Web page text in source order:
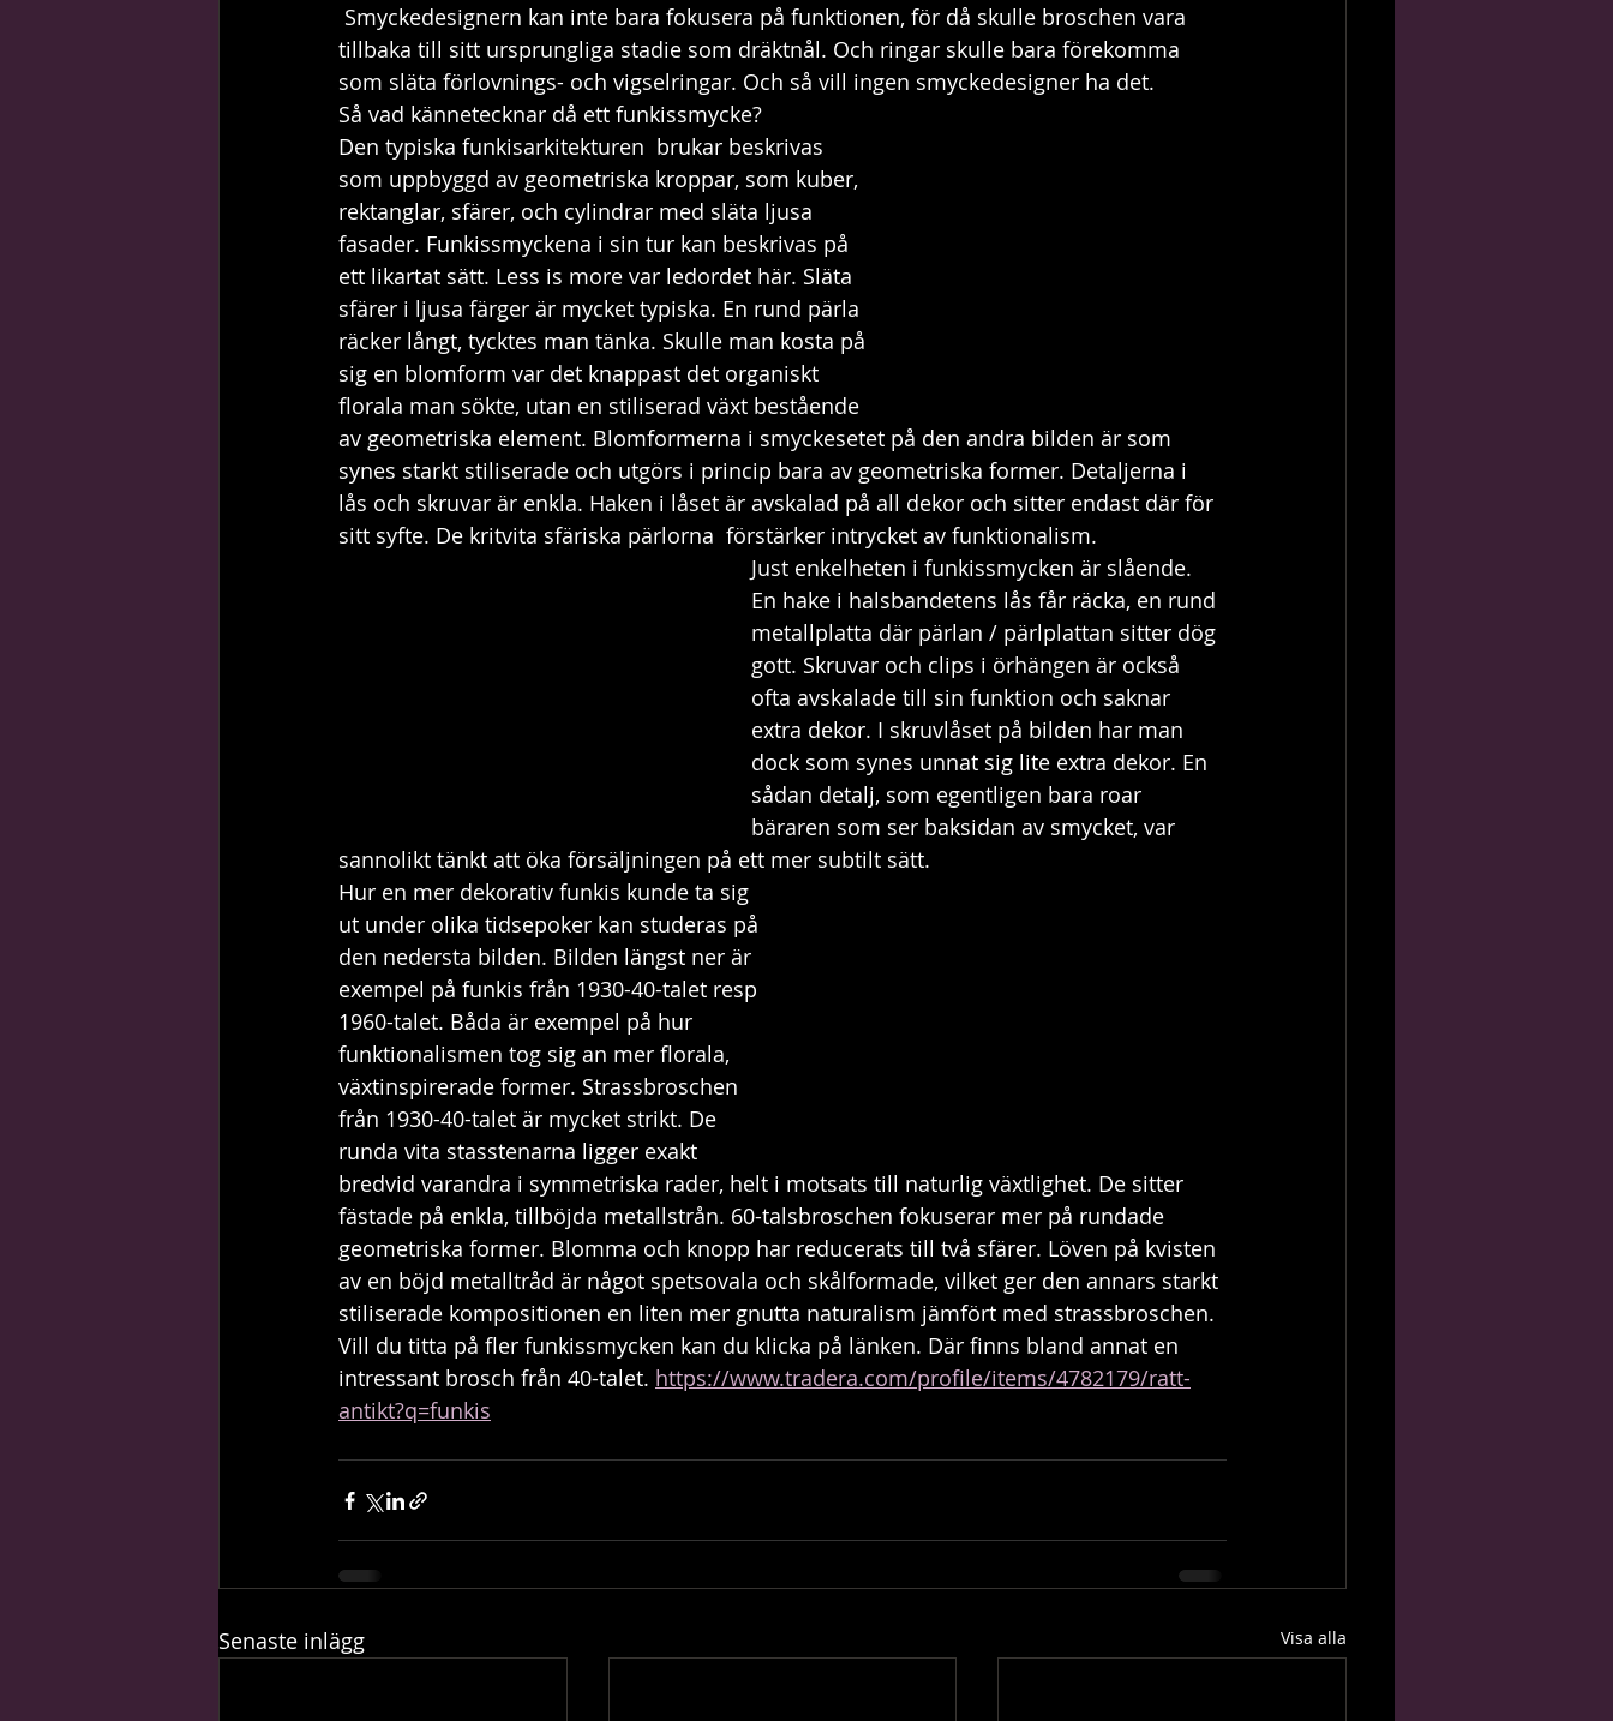
tillbaka till sitt ursprungliga stadie som dräktnål. Och ringar skulle bara förekomma
som släta förlovnings- och vigselringar. Och så vill ingen smyckedesigner ha det.
Så vad kännetecknar då ett funkissmycke?
Den typiska funkisarkitekturen  brukar beskrivas
som uppbyggd av geometriska kroppar, som kuber,
rektanglar, sfärer, och cylindrar med släta ljusa
fasader. Funkissmyckena i sin tur kan beskrivas på
ett likartat sätt. Less is more var ledordet här. Släta
sfärer i ljusa färger är mycket typiska. En rund pärla
räcker långt, tycktes man tänka. Skulle man kosta på
sig en blomform var det knappast det organiskt
florala man sökte, utan en stiliserad växt bestående
av geometriska element. Blomformerna i smyckesetet på den andra bilden är som
synes starkt stiliserade och utgörs i princip bara av geometriska former. Detaljerna i
lås och skruvar är enkla. Haken i låset är avskalad på all dekor och sitter endast där för
sitt syfte. De kritvita sfäriska pärlorna  förstärker intrycket av funktionalism.
Just enkelheten i funkissmycken är slående.
En hake i halsbandetens lås får räcka, en rund
metallplatta där pärlan / pärlplattan sitter dög
gott. Skruvar och clips i örhängen är också
ofta avskalade till sin funktion och saknar
extra dekor. I skruvlåset på bilden har man
dock som synes unnat sig lite extra dekor. En
sådan detalj, som egentligen bara roar
bäraren som ser baksidan av smycket, var
sannolikt tänkt att öka försäljningen på ett mer subtilt sätt.
Hur en mer dekorativ funkis kunde ta sig
ut under olika tidsepoker kan studeras på
den nedersta bilden. Bilden längst ner är
exempel på funkis från 1930-40-talet resp
1960-talet. Båda är exempel på hur
funktionalismen tog sig an mer florala,
växtinspirerade former. Strassbroschen
från 1930-40-talet är mycket strikt. De
runda vita stasstenarna ligger exakt
bredvid varandra i symmetriska rader, helt i motsats till naturlig växtlighet. De sitter
fästade på enkla, tillböjda metallstrån. 60-talsbroschen fokuserar mer på rundade
geometriska former. Blomma och knopp har reducerats till två sfärer. Löven på kvisten
av en böjd metalltråd är något spetsovala och skålformade, vilket ger den annars starkt
stiliserade kompositionen en liten mer gnutta naturalism jämfört med strassbroschen.
Vill du titta på fler funkissmycken kan du klicka på länken. Där finns bland annat en
intressant brosch från 40-talet. https://www.tradera.com/profile/items/4782179/ratt-
antikt?q=funkis
Senaste inlägg Visa alla